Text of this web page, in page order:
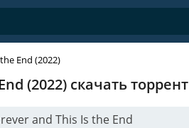
End (2022)
(2022) скачать торрент
and This Is the End